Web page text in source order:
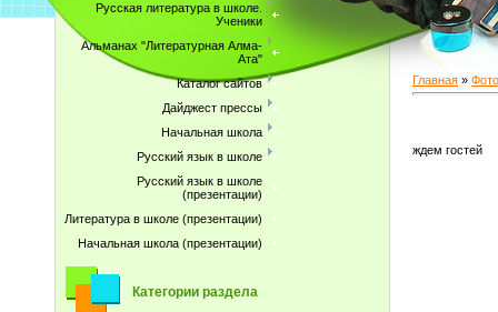
Русская литература в школе.
Ученики
Альманах "Литературная Алма-
Ата"
Каталог сайтов
Дайджест прессы
Начальная школа
Русский язык в школе
Русский язык в школе
(презентации)
Литература в школе (презентации)
Начальная школа (презентации)
Категории раздела
Главная »
ждем гостей